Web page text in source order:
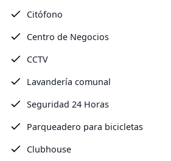
Citófono
Centro de Negocios
CCTV
Lavandería comunal
Seguridad 24 Horas
Parqueadero para bicicletas
Clubhouse